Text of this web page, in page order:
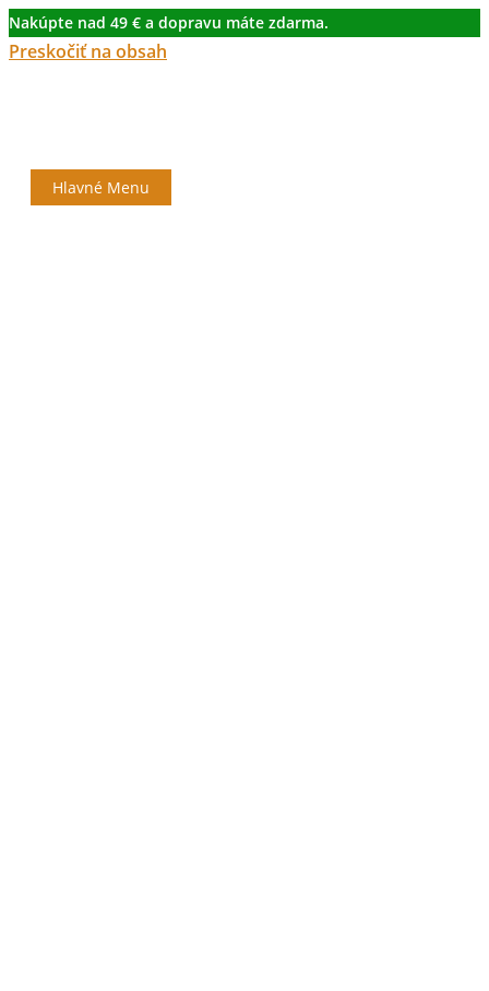
Nakúpte nad 49 € a dopravu máte zdarma.
Preskočiť na obsah
Hlavné Menu